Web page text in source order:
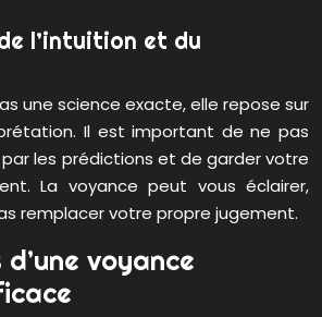
l’intuition et du
une science exacte, elle repose sur
Il est important de ne pas
les prédictions et de garder votre
La voyance peut vous éclairer,
remplacer votre propre jugement.
voyance